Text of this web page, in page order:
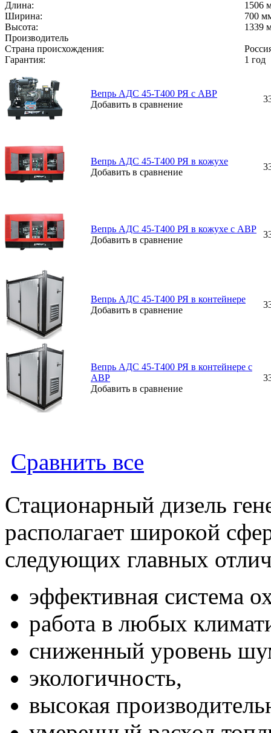
Длина:
1506
Ширина:
700
Высота:
1339
Производитель
Страна происхождения:
Гарантия:
1 год
Вепрь АДС 45-Т400 РЯ с АВР
Добавить в сравнение
Вепрь АДС 45-Т400 РЯ в кожухе
Добавить в сравнение
Вепрь АДС 45-Т400 РЯ в кожухе с АВР
Добавить в сравнение
Вепрь АДС 45-Т400 РЯ в контейнере
Добавить в сравнение
Вепрь АДС 45-Т400 РЯ в контейнере с
АВР
Добавить в сравнение
Сравнить все
Стационарный дизель
располагает широкой
следующих главных
эффективная система
работа в любых
сниженный уровень
экологичность,
высокая